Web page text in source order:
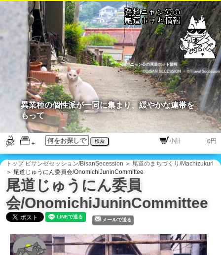
路地ニャン公の尾道ホット情報
©BISAN SECESSION
・©Travel Secession
検索 円
異業種の個性派が一同に集まり、緩やかな連帯を
もって
トップ ビサンゼセッション/BisanSecession ＞ 尾道のまちづくり/Machizukuri
＞ 尾道じゅうにん委員会/OnomichiJuninCommittee
尾道じゅうにん委員
会/OnomichiJuninCommittee
メールで送る